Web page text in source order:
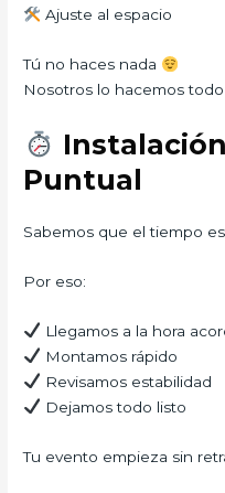
Ajuste al espacio
Tú no haces nada
Nosotros lo hacemos todo
Puntual
Sabemos que el tiempo
Por eso:
Llegamos a la hora
Montamos rápido
Revisamos estabilidad
Dejamos todo listo
Tu evento empieza sin